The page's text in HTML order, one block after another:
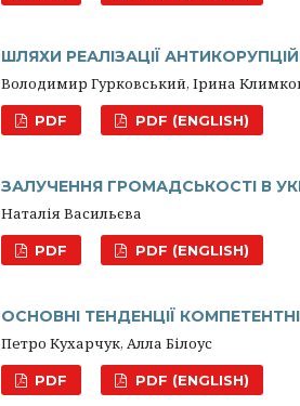
ШЛЯХИ РЕАЛІЗАЦІЇ
Володимир Гурковський, Ірина
PDF PDF (ENGLISH)
ЗАЛУЧЕННЯ ГРОМАДСЬКОСТІ В
Наталія Васильєва
PDF PDF (ENGLISH)
ОСНОВНІ ТЕНДЕНЦІЇ
Петро Кухарчук, Алла Білоус
PDF PDF (ENGLISH)